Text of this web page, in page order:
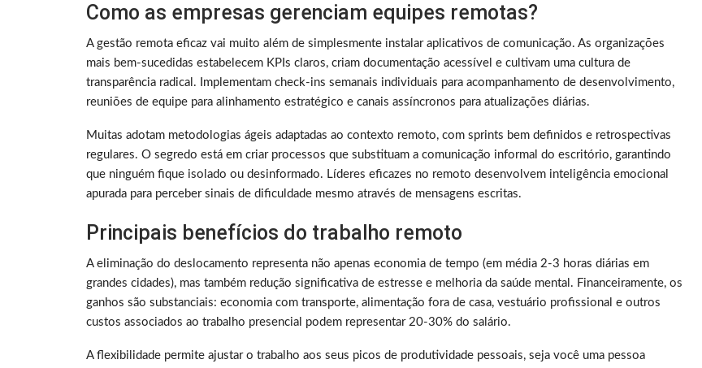
Como as empresas gerenciam equipes remotas?
A gestão remota eficaz vai muito além de simplesmente instalar aplicativos de comunicação. As organizações
mais bem-sucedidas estabelecem KPIs claros, criam documentação acessível e cultivam uma cultura de
transparência radical. Implementam check-ins semanais individuais para acompanhamento de desenvolvimento,
reuniões de equipe para alinhamento estratégico e canais assíncronos para atualizações diárias.
Muitas adotam metodologias ágeis adaptadas ao contexto remoto, com sprints bem definidos e retrospectivas
regulares. O segredo está em criar processos que substituam a comunicação informal do escritório, garantindo
que ninguém fique isolado ou desinformado. Líderes eficazes no remoto desenvolvem inteligência emocional
apurada para perceber sinais de dificuldade mesmo através de mensagens escritas.
Principais benefícios do trabalho remoto
A eliminação do deslocamento representa não apenas economia de tempo (em média 2-3 horas diárias em
grandes cidades), mas também redução significativa de estresse e melhoria da saúde mental. Financeiramente, os
ganhos são substanciais: economia com transporte, alimentação fora de casa, vestuário profissional e outros
custos associados ao trabalho presencial podem representar 20-30% do salário.
A flexibilidade permite ajustar o trabalho aos seus picos de produtividade pessoais, seja você uma pessoa